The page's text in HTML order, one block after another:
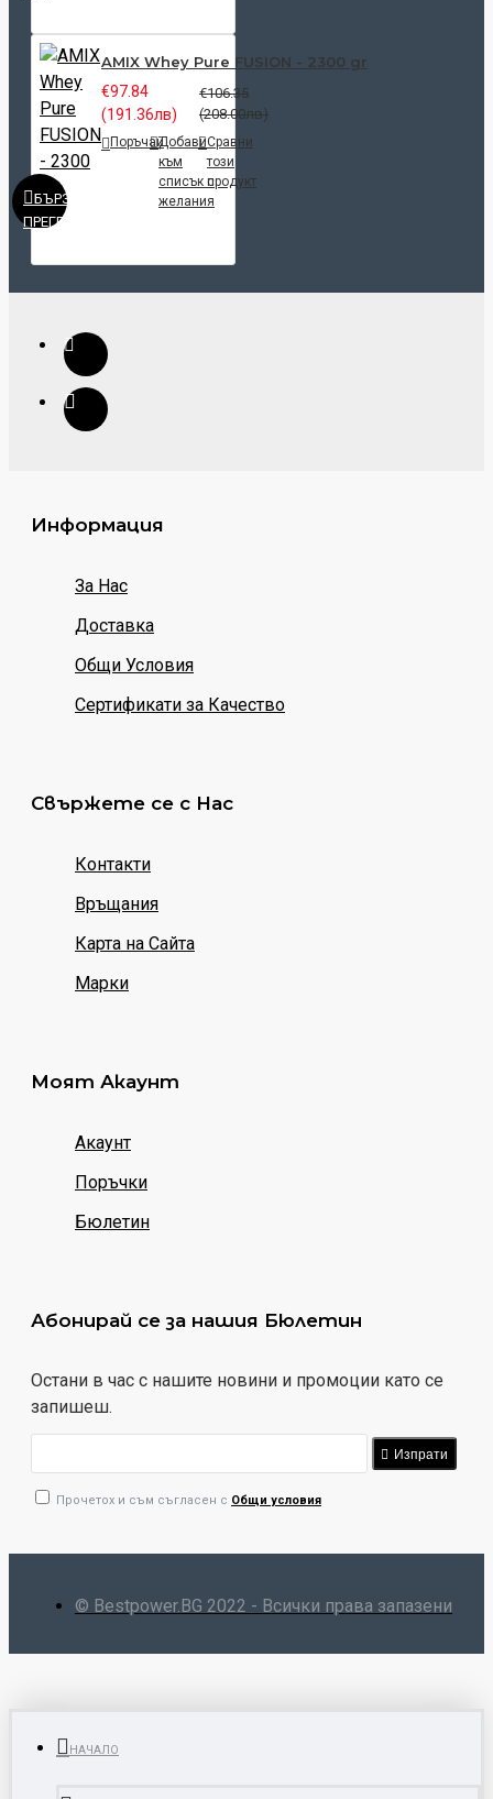
БЪРЗ
ПРЕГЛЕД
AMIX Whey Pure FUSION - 2300 gr
€97.84
(191.36лв)
€106.35
(208.00лв)
ПоръчайДобави
към
списък с
желания
Сравни
този
продукт
Информация
За Нас
Доставка
Общи Условия
Сертификати за Качество
Свържете се с Нас
Контакти
Връщания
Карта на Сайта
Марки
Моят Акаунт
Акаунт
Поръчки
Бюлетин
Абонирай се за нашия Бюлетин
Остани в час с нашите новини и промоции като се
запишеш.
Изпрати
Прочетох и съм съгласен с Общи условия
© Bestpower.BG 2022 - Всички права запазени
НАЧАЛО